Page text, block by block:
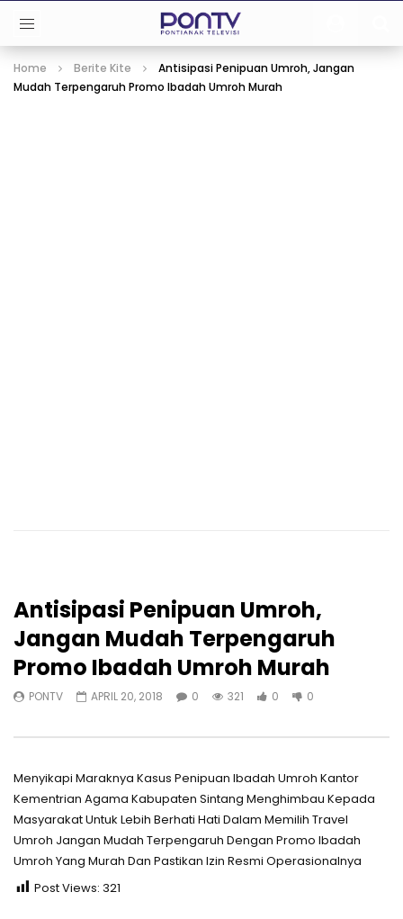
Home Berite Kite
Antisipasi Penipuan Umroh, Jangan
Mudah Terpengaruh Promo Ibadah Umroh Murah
Antisipasi Penipuan Umroh,
Jangan Mudah Terpengaruh
Promo Ibadah Umroh Murah
PONTV APRIL 20, 2018 0 321 0 0
Menyikapi Maraknya Kasus Penipuan Ibadah Umroh Kantor
Kementrian Agama Kabupaten Sintang Menghimbau Kepada
Masyarakat Untuk Lebih Berhati Hati Dalam Memilih Travel
Umroh Jangan Mudah Terpengaruh Dengan Promo Ibadah
Umroh Yang Murah Dan Pastikan Izin Resmi Operasionalnya
Post Views: 321